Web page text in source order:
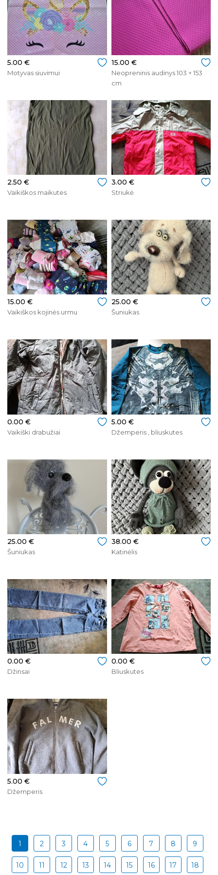
5.00 €
Motyvas siuvimui
15.00 €
Neopreninis audinys 103 × 153
cm
2.50 €
Vaikiškos maikutes
3.00 €
Striukė
15.00 €
Vaikiškos kojinės urmu
25.00 €
Šuniukas
0.00 €
Vaikiški drabužiai
5.00 €
Džemperis , bliuskutes
25.00 €
Šuniukas
38.00 €
Katinėlis
0.00 €
Džinsai
0.00 €
Bliuskutes
5.00 €
Džemperis
1 2 3 4 5 6 7 8 9
10 11 12 13 14 15 16 17 18